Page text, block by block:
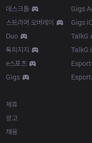
데스크톱
스트리머 오버레이
Duo
톡피지지
e스포츠
Gigs
Gigs
Gigs
TalkG
TalkG
제휴
광고
채용